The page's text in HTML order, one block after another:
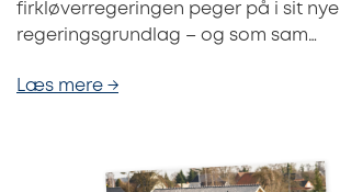
firkløverregeringen peger på i sit nye
regeringsgrundlag – og som sam…
Læs mere →